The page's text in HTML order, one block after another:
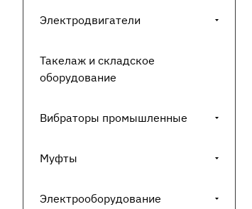
Электродвигатели
Такелаж и складское
оборудование
Вибраторы промышленные
Муфты
Электрооборудование